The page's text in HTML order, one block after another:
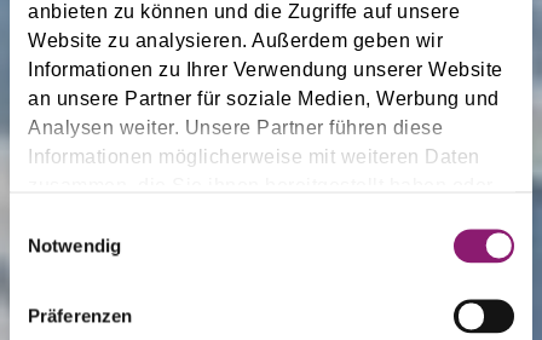
anbieten zu können und die Zugriffe auf unsere
Website zu analysieren. Außerdem geben wir
Informationen zu Ihrer Verwendung unserer Website
an unsere Partner für soziale Medien, Werbung und
Analysen weiter. Unsere Partner führen diese
Informationen möglicherweise mit weiteren Daten
gesammelt haben.
Notwendig
Präferenzen
Skicircus Saalbach
Hinterglemm